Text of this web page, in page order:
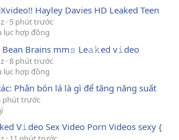
Hayley Davies HD Leaked Teen
5 phút trước
lục hợp đồng
Bean Brains mm𝚜 Le𝚊𝚔ed v𝚒deo
8 phút trước
lục hợp đồng
Phân bón lá là gì để tăng năng suất
phút trước
V𝚒deo Sex Video Porn Videos sexy {